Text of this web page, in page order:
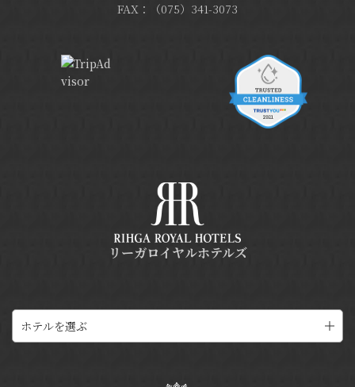
FAX：（075）341-3073
リーガロイヤルホテルズ
ホテルを選ぶ